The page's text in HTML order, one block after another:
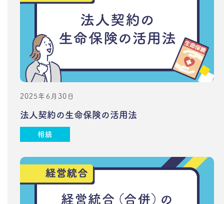
2025年6月30日
法人契約の生命保険の活用法
相続